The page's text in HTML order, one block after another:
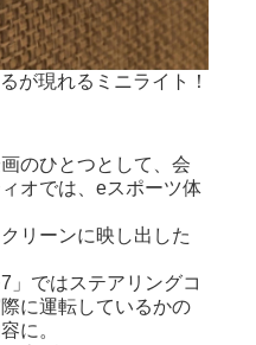
のひとつとして、会
オでは、eスポーツ体
リーンに映し出した
」ではステアリングコ
に運転しているかの
に。